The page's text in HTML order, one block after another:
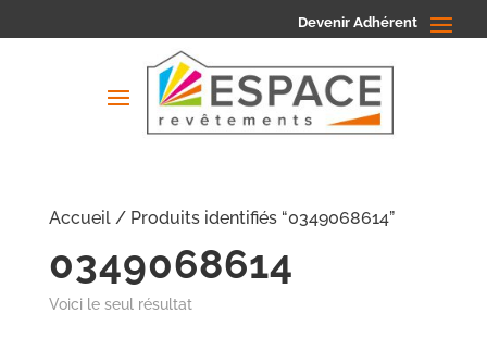
Devenir Adhérent
Accueil/ Produits identifiés “0349068614”
0349068614
Voici le seul résultat